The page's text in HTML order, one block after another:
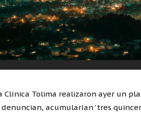
Clínica Tolima realizaron ayer un
acumularían 'tres